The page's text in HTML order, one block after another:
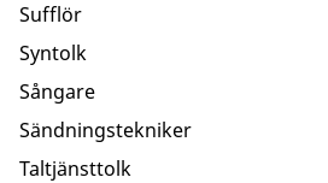
Sufflör
Syntolk
Sångare
Sändningstekniker
Taltjänsttolk